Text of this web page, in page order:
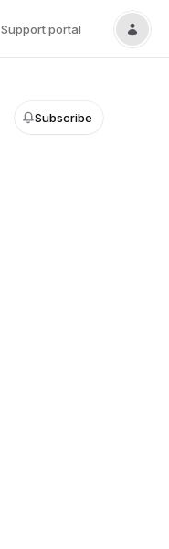
Support portal
Subscribe